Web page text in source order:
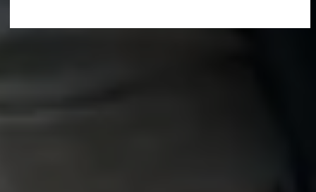
Vorgängermodelle